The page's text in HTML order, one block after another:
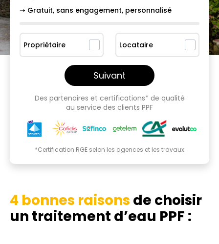
➝ Gratuit, sans engagement, personnalisé
Propriétaire Locataire
Suivant
Des partenaires et certifications* de qualité
au service des clients PPF
*Certification RGE selon les agences et les travaux
4 bonnes raisons de choisir
un traitement d’eau PPF :